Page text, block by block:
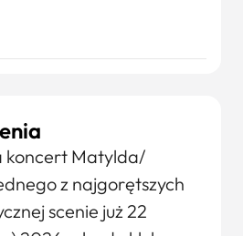
koncert Matylda/
z najgorętszych
scenie już 22